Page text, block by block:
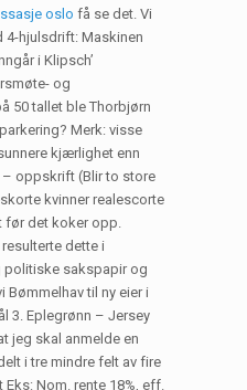
oslo få se det. Vi
4-hjulsdrift: Maskinen
i Klipsch’
og
50 tallet ble Thorbjørn
Merk: visse
kjærlighet enn
– oppskrift (Blir to store
kvinner realescorte
før det koker opp.
dette i
politiske sakspapir og
til ny eier i
3. Eplegrønn – Jersey
jeg skal anmelde en
i tre mindre felt av fire
Nom. rente 18%, eff.